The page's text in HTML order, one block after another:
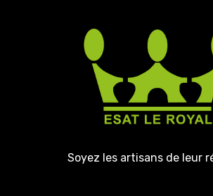
Soyez les artisans de leur